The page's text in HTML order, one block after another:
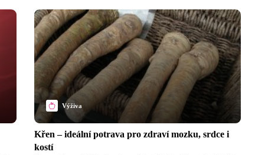
Výživa
Křen – ideální potrava pro zdraví mozku, srdce i
kostí